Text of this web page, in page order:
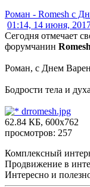
Роман - Romesh с
01:14, 14 июня,
Сегодня отмечает
форумчанин Romesh
Роман, с Днем
Бодрости тела и
drromesh.jpg
62.84 КБ, 600x762
просмотров: 257
Комплексный
Продвижение в
Интересно и